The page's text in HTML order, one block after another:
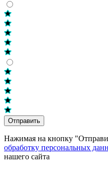
Отправить
Нажимая на кнопку
обработку персональных
нашего сайта